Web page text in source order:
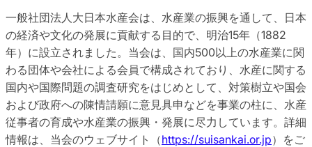
一般社団法人大日本水産会は、水産業の振興を通して、日本
の経済や文化の発展に貢献する目的で、明治15年（1882
年）に設立されました。当会は、国内500以上の水産業に関
わる団体や会社による会員で構成されており、水産に関する
国内や国際問題の調査研究をはじめとして、対策樹立や国会
および政府への陳情請願に意見具申などを事業の柱に、水産
従事者の育成や水産業の振興・発展に尽力しています。詳細
情報は、当会のウェブサイト（https://suisankai.or.jp）をご